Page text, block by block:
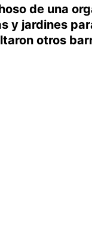
de una
y jardines
otros